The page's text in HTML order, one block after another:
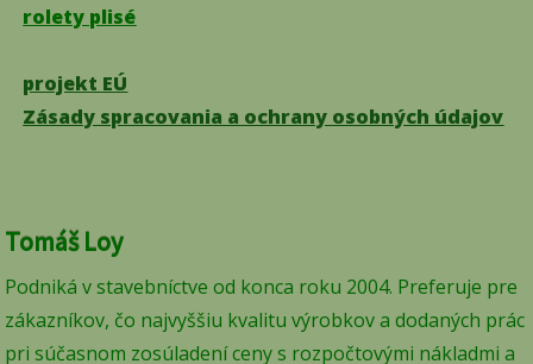
rolety plisé
projekt EÚ
Zásady spracovania a ochrany osobných údajov
Tomáš Loy
Podniká v stavebníctve od konca roku 2004. Preferuje pre
zákazníkov, čo najvyššiu kvalitu výrobkov a dodaných prác
pri súčasnom zosúladení ceny s rozpočtovými nákladmi a